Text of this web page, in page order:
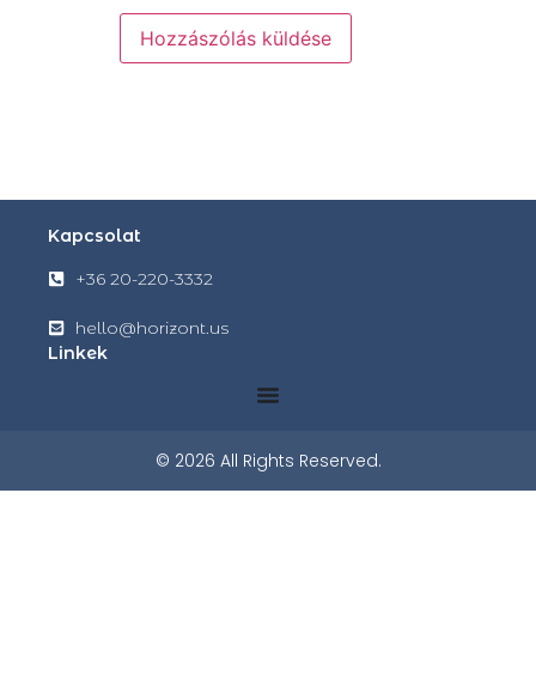
Kapcsolat
+36 20-220-3332
hello@horizont.us
Linkek
© 2026 All Rights Reserved.